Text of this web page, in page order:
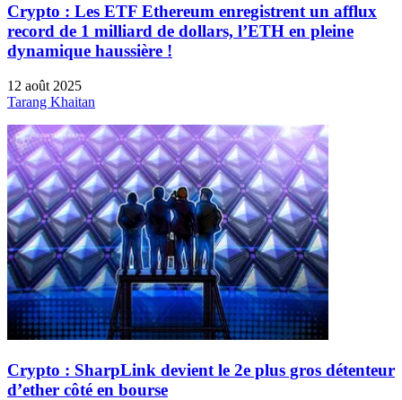
Crypto : Les ETF Ethereum enregistrent un afflux
record de 1 milliard de dollars, l’ETH en pleine
dynamique haussière !
12 août 2025
Tarang Khaitan
Crypto : SharpLink devient le 2e plus gros détenteur
d’ether côté en bourse